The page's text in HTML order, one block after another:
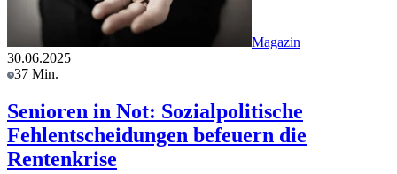
Magazin
30.06.2025
37 Min.
Senioren in Not: Sozialpolitische
Fehlentscheidungen befeuern die
Rentenkrise